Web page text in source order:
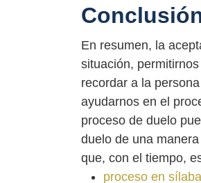
En resumen, la
situación,
recordar a la
ayudarnos en el
proceso de duelo
duelo de una
que, con el tiempo,
proceso en